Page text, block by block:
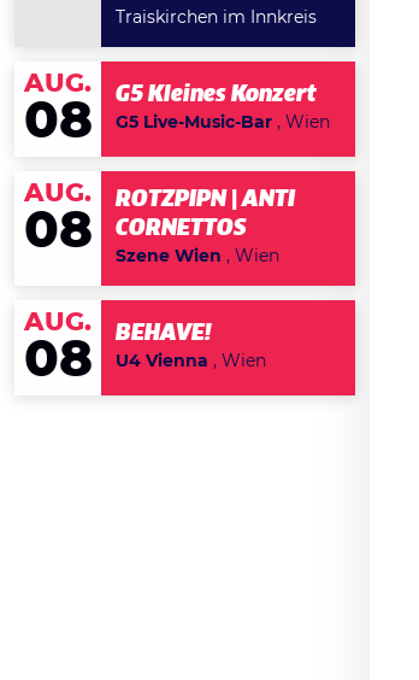
Traiskirchen im Innkreis
AUG.
08
G5 Kleines Konzert
G5 Live-Music-Bar , Wien
AUG.
08
ROTZPIPN | ANTI
CORNETTOS
Szene Wien , Wien
AUG.
08
BEHAVE!
U4 Vienna , Wien